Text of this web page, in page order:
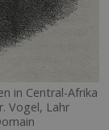
in Central-Afrika
Vogel, Lahr